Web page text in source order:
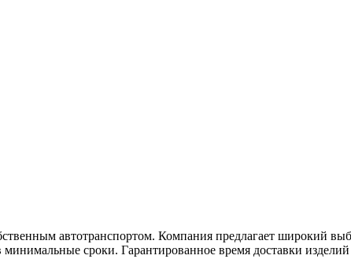
автотранспортом. Компания предлагает широкий
сроки. Гарантированное время доставки